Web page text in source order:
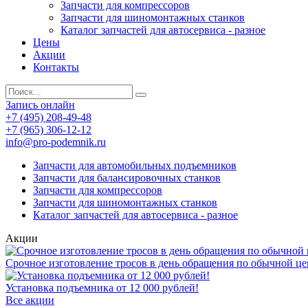
Запчасти для компрессоров
Запчасти для шиномонтажных станков
Каталог запчастей для автосервиса - разное
Цены
Акции
Контакты
Запись онлайн
+7 (495) 208-49-48
+7 (965) 306-12-12
info@pro-podemnik.ru
Запчасти для автомобильных подъемников
Запчасти для балансировочных станков
Запчасти для компрессоров
Запчасти для шиномонтажных станков
Каталог запчастей для автосервиса - разное
Акции
Срочное изготовление тросов в день обращения по обычной
Установка подъемника от 12 000 рублей!
Все акции